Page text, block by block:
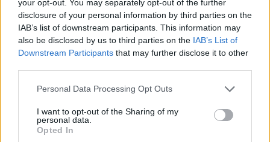
your opt-out. You may separately opt-out of the further
disclosure of your personal information by third parties on the
IAB’s list of downstream participants. This information may
also be disclosed by us to third parties on the IAB’s List of
Downstream Participants that may further disclose it to other
Please note that this website/app uses one or more Google
not limited to your visit or usage behaviour. You may click to
grant or deny consent to Google and its third-party tags to
use your data for below specified purposes in below Google
Personal Data Processing Opt Outs
I want to opt-out of the Sharing of my
personal data.
Opted In
ELEMZÉSEK 2026. júl. 21.